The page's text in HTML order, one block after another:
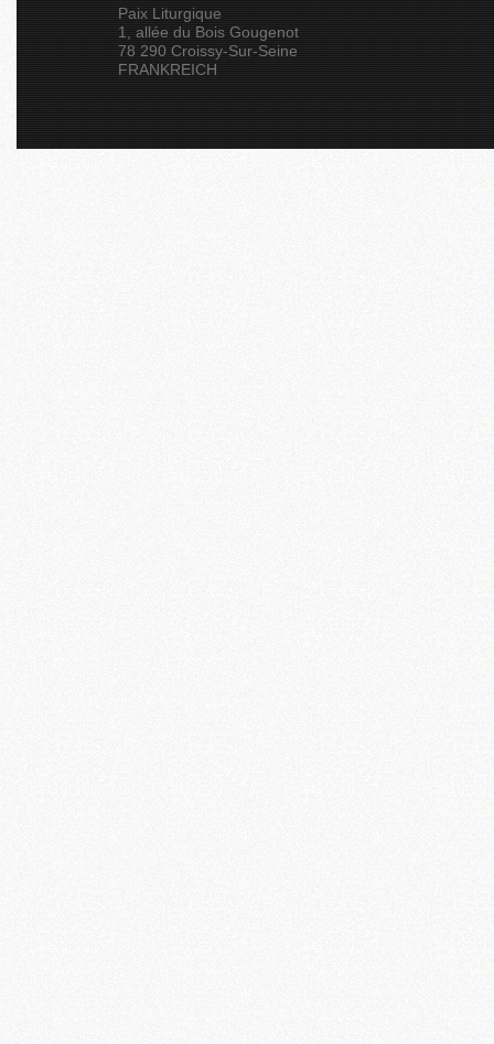
Paix Liturgique
1, allée du Bois Gougenot
78 290 Croissy-Sur-Seine
FRANKREICH